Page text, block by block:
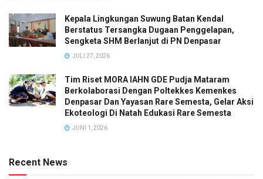
Kepala Lingkungan Suwung Batan Kendal
Berstatus Tersangka Dugaan Penggelapan,
Sengketa SHM Berlanjut di PN Denpasar
JULI 27, 2026
Tim Riset MORA IAHN GDE Pudja Mataram
Berkolaborasi Dengan Poltekkes Kemenkes
Denpasar Dan Yayasan Rare Semesta, Gelar Aksi
Ekoteologi Di Natah Edukasi Rare Semesta
JUNI 1, 2026
Recent News